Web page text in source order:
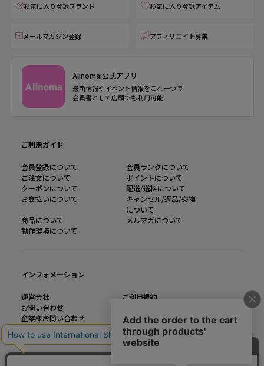
お気に入り登録ブランド お気に入り登録アイテム
メールマガジン登録 アフィリエイト募集
AlinomaI公式アプリ
最新情報やイベント情報をこれ一つで
会員書として店頭でも利用可能
ご利用ガイド
会員登録について
会員ランクについて
ご注文について
ポイントについて
クーポンについて
配送/送料について
お支払いについて
キャンセル/返品/交換
について
商品について
メルマガについて
動作環境について
インフォメーション
運営会社
ご利用規約
お問い合わせ
企業様お問い合わせ
個人情報の取り扱い